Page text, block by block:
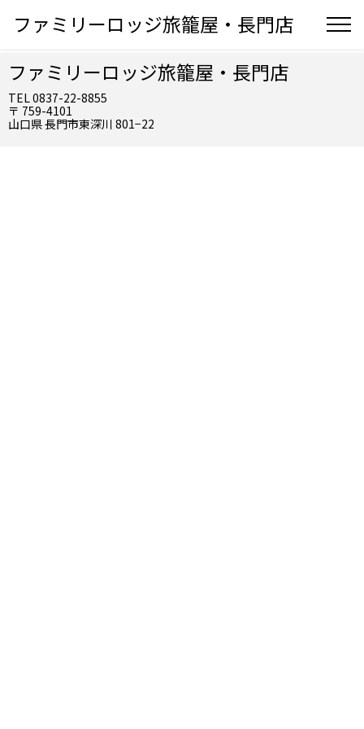
ファミリーロッジ旅籠屋・長門店
ファミリーロッジ旅籠屋・長門店
TEL 0837-22-8855
〒 759-4101
山口県 長門市東深川 801−22